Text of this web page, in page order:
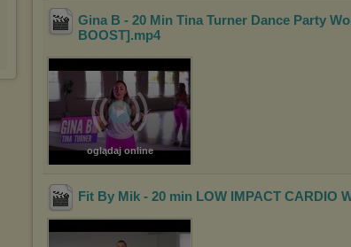
Gina B - 20 Min Tina Turner Dance Party
BOOST] .mp4
oglądaj online
Fit By Mik - 20 min LOW IMPACT CARDIO